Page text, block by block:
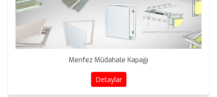
Menfez Müdahale Kapağı
Detaylar